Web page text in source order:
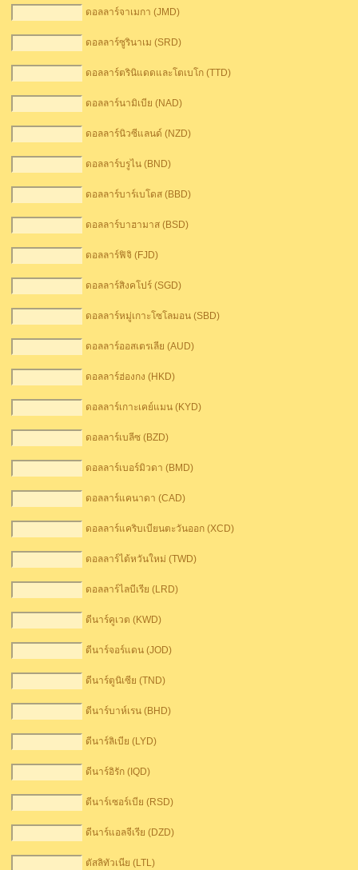
ดอลลาร์จาเมกา (JMD)
ดอลลาร์ซูรินาเม (SRD)
ดอลลาร์ตรินิแดดและโตเบโก (TTD)
ดอลลาร์นามิเบีย (NAD)
ดอลลาร์นิวซีแลนด์ (NZD)
ดอลลาร์บรูไน (BND)
ดอลลาร์บาร์เบโดส (BBD)
ดอลลาร์บาฮามาส (BSD)
ดอลลาร์ฟิจิ (FJD)
ดอลลาร์สิงคโปร์ (SGD)
ดอลลาร์หมู่เกาะโซโลมอน (SBD)
ดอลลาร์ออสเตรเลีย (AUD)
ดอลลาร์ฮ่องกง (HKD)
ดอลลาร์เกาะเคย์แมน (KYD)
ดอลลาร์เบลีซ (BZD)
ดอลลาร์เบอร์มิวดา (BMD)
ดอลลาร์แคนาดา (CAD)
ดอลลาร์แคริบเบียนตะวันออก (XCD)
ดอลลาร์ไต้หวันใหม่ (TWD)
ดอลลาร์ไลบีเรีย (LRD)
ดีนาร์คูเวต (KWD)
ดีนาร์จอร์แดน (JOD)
ดีนาร์ตูนิเซีย (TND)
ดีนาร์บาห์เรน (BHD)
ดีนาร์ลิเบีย (LYD)
ดีนาร์อิรัก (IQD)
ดีนาร์เซอร์เบีย (RSD)
ดีนาร์แอลจีเรีย (DZD)
ตัสลิทัวเนีย (LTL)